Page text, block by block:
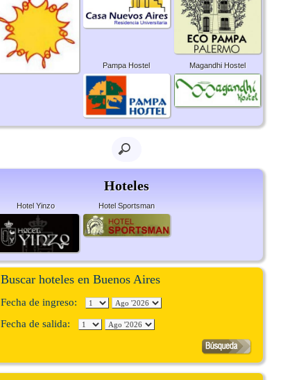
Pampa Hostel Magandhi Hostel
Hoteles
Hotel Yinzo Hotel Sportsman
Buscar hoteles en Buenos Aires
Fecha de ingreso:
Fecha de salida: